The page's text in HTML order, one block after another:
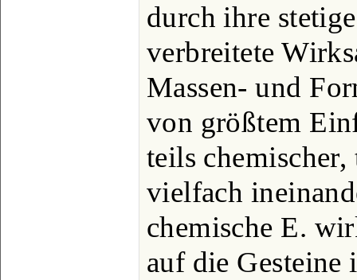
durch ihre
verbreitete
Massen- und
von größtem
teils
vielfach
chemische E.
auf die Gesteine